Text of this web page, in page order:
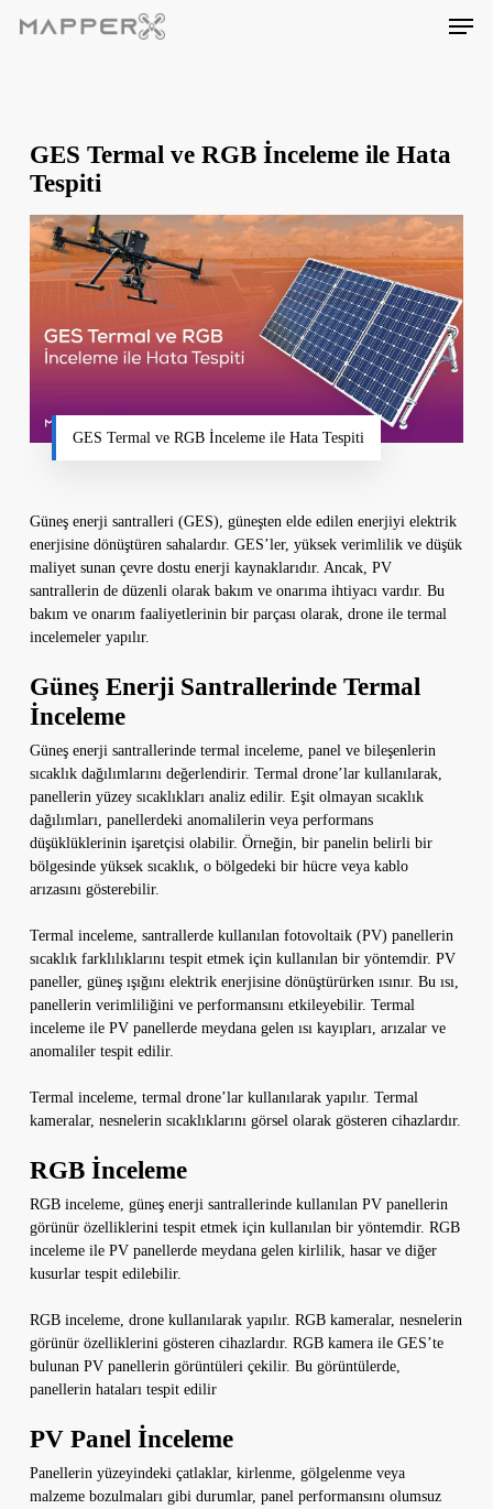
Menu
GES Termal ve RGB İnceleme ile Hata
Tespiti
GES Termal ve RGB İnceleme ile Hata Tespiti
Güneş enerji santralleri (GES), güneşten elde edilen enerjiyi elektrik
enerjisine dönüştüren sahalardır. GES’ler, yüksek verimlilik ve düşük
maliyet sunan çevre dostu enerji kaynaklarıdır. Ancak, PV
santrallerin de düzenli olarak bakım ve onarıma ihtiyacı vardır. Bu
bakım ve onarım faaliyetlerinin bir parçası olarak, drone ile termal
incelemeler yapılır.
Güneş Enerji Santrallerinde Termal
İnceleme
Güneş enerji santrallerinde termal inceleme, panel ve bileşenlerin
sıcaklık dağılımlarını değerlendirir. Termal drone’lar kullanılarak,
panellerin yüzey sıcaklıkları analiz edilir. Eşit olmayan sıcaklık
dağılımları, panellerdeki anomalilerin veya performans
düşüklüklerinin işaretçisi olabilir. Örneğin, bir panelin belirli bir
bölgesinde yüksek sıcaklık, o bölgedeki bir hücre veya kablo
arızasını gösterebilir.
Termal inceleme, santrallerde kullanılan fotovoltaik (PV) panellerin
sıcaklık farklılıklarını tespit etmek için kullanılan bir yöntemdir. PV
paneller, güneş ışığını elektrik enerjisine dönüştürürken ısınır. Bu ısı,
panellerin verimliliğini ve performansını etkileyebilir. Termal
inceleme ile PV panellerde meydana gelen ısı kayıpları, arızalar ve
anomaliler tespit edilir.
Termal inceleme, termal drone’lar kullanılarak yapılır. Termal
kameralar, nesnelerin sıcaklıklarını görsel olarak gösteren cihazlardır.
RGB İnceleme
RGB inceleme, güneş enerji santrallerinde kullanılan PV panellerin
görünür özelliklerini tespit etmek için kullanılan bir yöntemdir. RGB
inceleme ile PV panellerde meydana gelen kirlilik, hasar ve diğer
kusurlar tespit edilebilir.
RGB inceleme, drone kullanılarak yapılır. RGB kameralar, nesnelerin
görünür özelliklerini gösteren cihazlardır. RGB kamera ile GES’te
bulunan PV panellerin görüntüleri çekilir. Bu görüntülerde,
panellerin hataları tespit edilir
PV Panel İnceleme
Panellerin yüzeyindeki çatlaklar, kirlenme, gölgelenme veya
malzeme bozulmaları gibi durumlar, panel performansını olumsuz